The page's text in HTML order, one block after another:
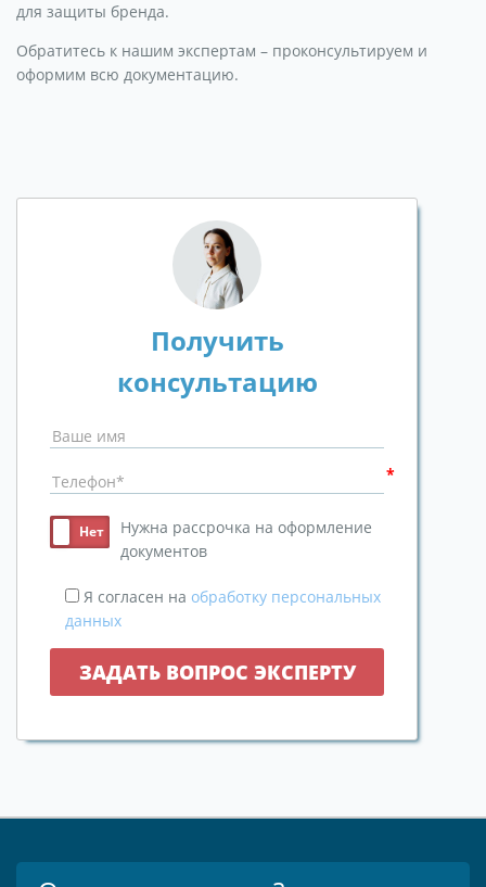
для защиты бренда.
Обратитесь к нашим экспертам – проконсультируем и
оформим всю документацию.
Получить
консультацию
Нужна рассрочка на оформление
документов
Я согласен на обработку персональных
данных